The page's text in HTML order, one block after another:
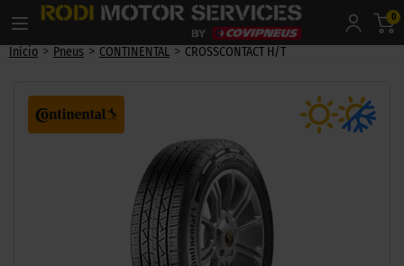
0
Início > Pneus > CONTINENTAL > CROSSCONTACT H/T